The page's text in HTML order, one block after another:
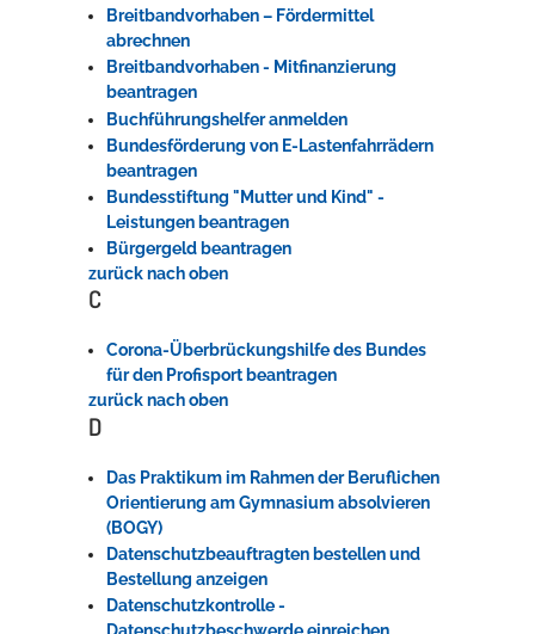
Breitbandvorhaben – Fördermittel
abrechnen
Breitbandvorhaben - Mitfinanzierung
beantragen
Buchführungshelfer anmelden
Bundesförderung von E-Lastenfahrrädern
beantragen
Bundesstiftung "Mutter und Kind" -
Leistungen beantragen
Bürgergeld beantragen
zurück nach oben
C
Corona-Überbrückungshilfe des Bundes
für den Profisport beantragen
zurück nach oben
D
Das Praktikum im Rahmen der Beruflichen
Orientierung am Gymnasium absolvieren
(BOGY)
Datenschutzbeauftragten bestellen und
Bestellung anzeigen
Datenschutzkontrolle -